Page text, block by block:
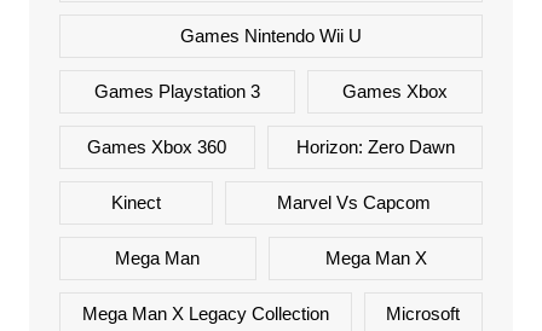
Games Nintendo Wii U
Games Playstation 3 Games Xbox
Games Xbox 360 Horizon: Zero Dawn
Kinect Marvel Vs Capcom
Mega Man Mega Man X
Mega Man X Legacy Collection Microsoft